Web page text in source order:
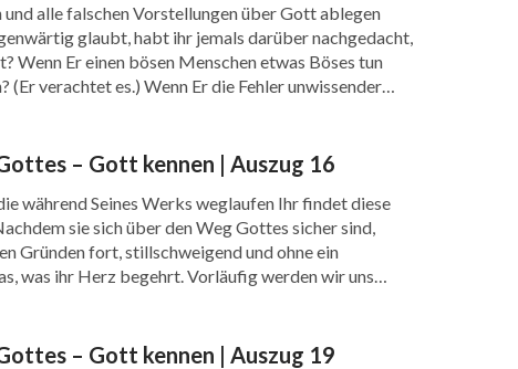
alle falschen Vorstellungen über Gott ablegen
glaubt, habt ihr jemals darüber nachgedacht,
Wenn Er einen bösen Menschen etwas Böses tun
(Er verachtet es.) Wenn Er die Fehler unwissender
– Gott kennen | Auszug 16
während Seines Werks weglaufen Ihr findet diese
sie sich über den Weg Gottes sicher sind,
Gründen fort, stillschweigend und ohne ein
was ihr Herz begehrt. Vorläufig werden wir uns
– Gott kennen | Auszug 19